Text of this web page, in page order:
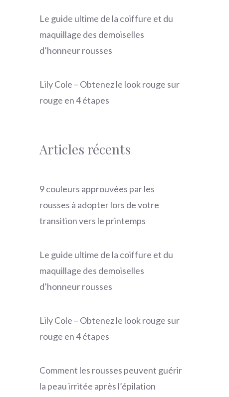
Le guide ultime de la coiffure et du
maquillage des demoiselles
d’honneur rousses
Lily Cole – Obtenez le look rouge sur
rouge en 4 étapes
Articles récents
9 couleurs approuvées par les
rousses à adopter lors de votre
transition vers le printemps
Le guide ultime de la coiffure et du
maquillage des demoiselles
d’honneur rousses
Lily Cole – Obtenez le look rouge sur
rouge en 4 étapes
Comment les rousses peuvent guérir
la peau irritée après l’épilation